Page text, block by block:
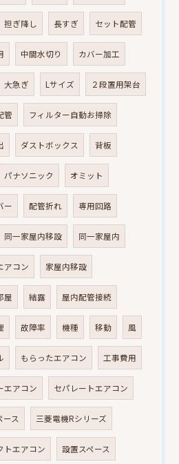
担ぎ降し 長すぎ セット配管
中間水切り カバー加工
大急ぎ Lサイズ ２段置用架台
管 フィルター自動お掃除
ダストボックス 背板
パナソニック オミット
ー 配管折れ 専用回路
同一家屋内移設 同一家屋内
アコン 家屋内移設
屋 結露 屋内配管接続
故障率 機種 移動 風
もらったエアコン 工事費用
エアコン セパレートエアコン
ース 三菱電機Rシリーズ
トエアコン 設置スペース